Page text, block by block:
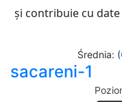
și contribuie cu
Średnia: (
sacareni-1